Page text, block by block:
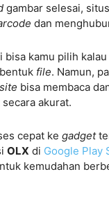
gambar selesai,
dan
bisa kamu pilih kalau
file. Namun,
bisa membaca
akurat.
cepat ke gadget
OLX di Google Play
kemudahan